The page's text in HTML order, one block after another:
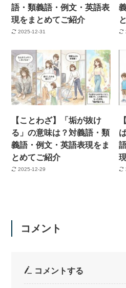
語・類義語・例文・英語表
現をまとめてご紹介
2025-12-31
【ことわざ】「垢が抜け
る」の意味は？対義語・類
義語・例文・英語表現をま
とめてご紹介
2025-12-29
コメント
コメントする